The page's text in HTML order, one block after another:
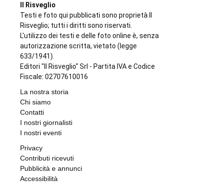
Il Risveglio
Testi e foto qui pubblicati sono proprietà Il
Risveglio; tutti i diritti sono riservati.
L'utilizzo dei testi e delle foto online è, senza
autorizzazione scritta, vietato (legge
633/1941).
Editori "Il Risveglio" Srl - Partita IVA e Codice
Fiscale: 02707610016
La nostra storia
Chi siamo
Contatti
I nostri giornalisti
I nostri eventi
Privacy
Contributi ricevuti
Pubblicità e annunci
Accessibilità